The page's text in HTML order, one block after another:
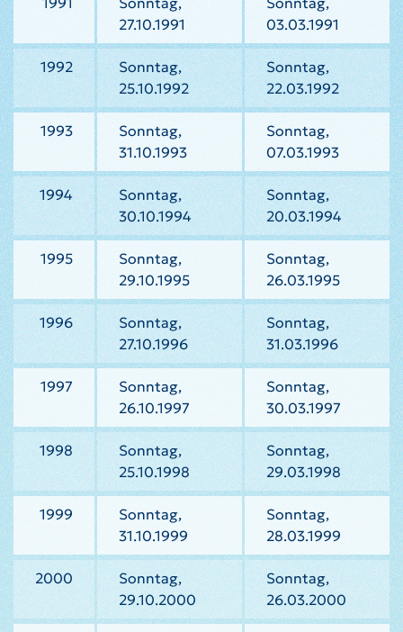
27.10.1991
03.03.1991
1992
Sonntag,
25.10.1992
Sonntag,
22.03.1992
1993
Sonntag,
31.10.1993
Sonntag,
07.03.1993
1994
Sonntag,
30.10.1994
Sonntag,
20.03.1994
1995
Sonntag,
29.10.1995
Sonntag,
26.03.1995
1996
Sonntag,
27.10.1996
Sonntag,
31.03.1996
1997
Sonntag,
26.10.1997
Sonntag,
30.03.1997
1998
Sonntag,
25.10.1998
Sonntag,
29.03.1998
1999
Sonntag,
31.10.1999
Sonntag,
28.03.1999
2000
Sonntag,
29.10.2000
Sonntag,
26.03.2000